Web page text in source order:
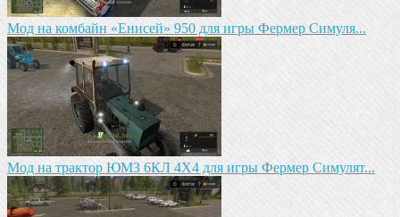
Мод на комбайн «Енисей» 950 для игры Фермер Симуля...
Мод на трактор ЮМЗ 6КЛ 4X4 для игры Фермер Симулят...